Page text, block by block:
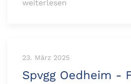
weiterlesen
23. März 2025
Spvgg Oedheim -